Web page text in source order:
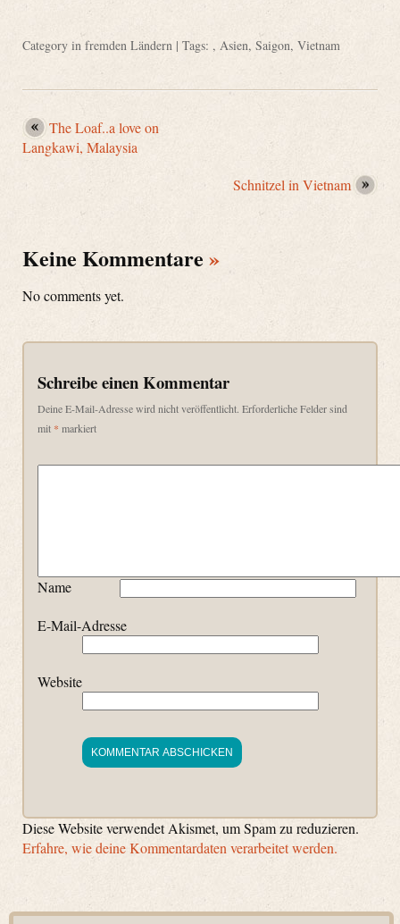
Category in fremden Ländern | Tags: , Asien, Saigon, Vietnam
The Loaf..a love on
Langkawi, Malaysia
Schnitzel in Vietnam
Keine Kommentare »
No comments yet.
Schreibe einen Kommentar
Deine E-Mail-Adresse wird nicht veröffentlicht. Erforderliche Felder sind
mit * markiert
Name
E-Mail-Adresse
Website
Diese Website verwendet Akismet, um Spam zu reduzieren.
Erfahre, wie deine Kommentardaten verarbeitet werden.